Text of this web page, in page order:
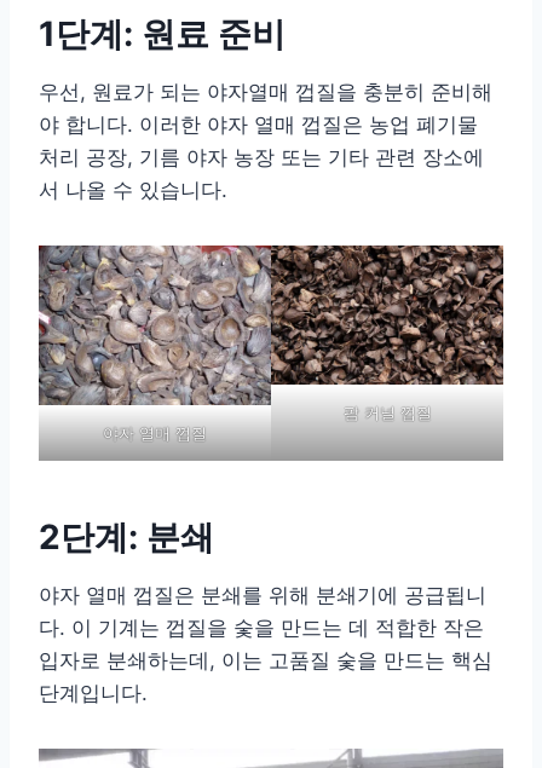
1단계: 원료 준비
우선, 원료가 되는 야자열매 껍질을 충분히 준비해
야 합니다. 이러한 야자 열매 껍질은 농업 폐기물
처리 공장, 기름 야자 농장 또는 기타 관련 장소에
서 나올 수 있습니다.
야자 열매 껍질
팜 커널 껍질
2단계: 분쇄
야자 열매 껍질은 분쇄를 위해 분쇄기에 공급됩니
다. 이 기계는 껍질을 숯을 만드는 데 적합한 작은
입자로 분쇄하는데, 이는 고품질 숯을 만드는 핵심
단계입니다.